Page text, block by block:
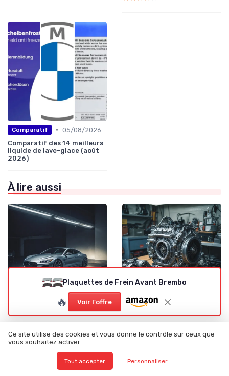
Comparatif • 05/08/2026
Comparatif des 14 meilleurs
liquide de lave-glace (août
2026)
À lire aussi
08/11/2025
Comment choisir un lève-
vitre électrique pour votre
Mercedes
Pourquoi choisir un kit
embrayage Valeo pour votre
Plaquettes de Frein Avant Brembo
🔥 Voir l'offre
Ce site utilise des cookies et vous donne le contrôle sur ceux que
vous souhaitez activer
Tout accepter Personnaliser